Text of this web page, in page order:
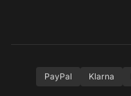
PayPal Klarna